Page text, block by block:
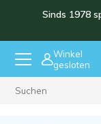
Sinds 1978
Winkel
gesloten